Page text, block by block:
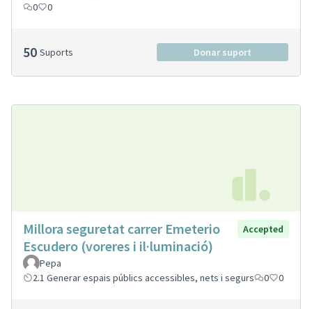
0
0
50 Suports Donar suport
Millora seguretat carrer Emeterio
Escudero (voreres i il·luminació)
Accepted
Pepa
2.1 Generar espais públics accessibles, nets i segurs
0 0